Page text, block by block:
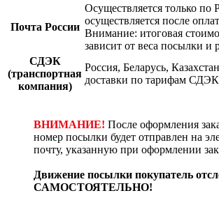
Почта России
Осуществляется только по
осуществляется после
Внимание: итоговая
зависит от веса посылки и
СДЭК
(транспортная
компания)
Россия, Беларусь,
доставки по тарифам
ВНИМАНИЕ! После оформления
номер посылки будет отправлен на
почту, указанную при оформлении
Движение посылки покупатель
САМОСТОЯТЕЛЬНО!